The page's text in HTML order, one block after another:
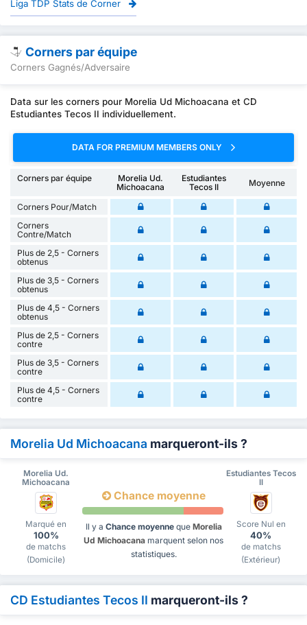
Liga TDP Stats de Corner
Corners par équipe
Corners Gagnés/Adversaire
Data sur les corners pour Morelia Ud Michoacana et CD
Estudiantes Tecos II individuellement.
DATA FOR PREMIUM MEMBERS ONLY
Corners par équipe
Morelia Ud.
Michoacana
Estudiantes
Tecos II
Moyenne
Corners Pour/Match
Corners
Contre/Match
Plus de 2,5 - Corners
obtenus
Plus de 3,5 - Corners
obtenus
Plus de 4,5 - Corners
obtenus
Plus de 2,5 - Corners
contre
Plus de 3,5 - Corners
contre
Plus de 4,5 - Corners
contre
Morelia Ud Michoacana marqueront-ils ?
Morelia Ud.
Michoacana
Estudiantes Tecos
II
Marqué en
100%
de matchs
(Domicile)
Chance moyenne
Il y a Chance moyenneque Morelia
Ud Michoacana marquent selon nos
statistiques.
Score Nul en
40%
de matchs
(Extérieur)
CD Estudiantes Tecos II marqueront-ils ?